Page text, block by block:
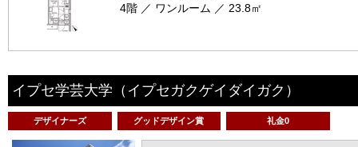
4階 ／ ワンルーム ／ 23.8㎡
イプセ学芸大学 （イプセガクゲイダイガク）
デザイナーズ グッドデザイン賞 礼金0